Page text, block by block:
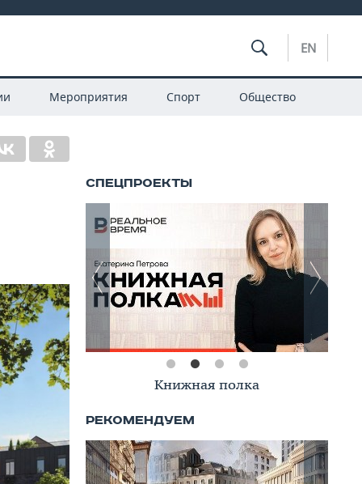
EN
Мероприятия Спорт Общество
Книжная полка